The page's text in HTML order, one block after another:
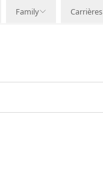
Family Carrières